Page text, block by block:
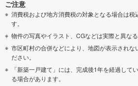
ご注意
消費税および地方消費税の対象となる場合は税
す。
物件の写真やイラスト、CGなどは実際と異なる
市区町村の合併などにより、地図が表示されな
ださい。
「新築一戸建て」には、完成後1年を経過して
る場合があります。